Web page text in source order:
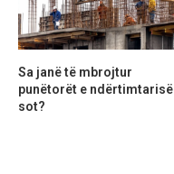
Sa janë të mbrojtur
punëtorët e ndërtimtarisë
sot?